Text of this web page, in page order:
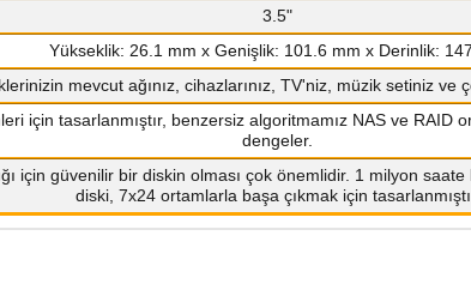
3.5"
Yükseklik: 26.1 mm x Genişlik: 101.6 mm x Derinlik:
mevcut ağınız, cihazlarınız, TV'niz, müzik setiniz ve
için tasarlanmıştır, benzersiz algoritmamız NAS ve RAID
dengeler.
için güvenilir bir diskin olması çok önemlidir. 1 milyon
diski, 7x24 ortamlarla başa çıkmak için